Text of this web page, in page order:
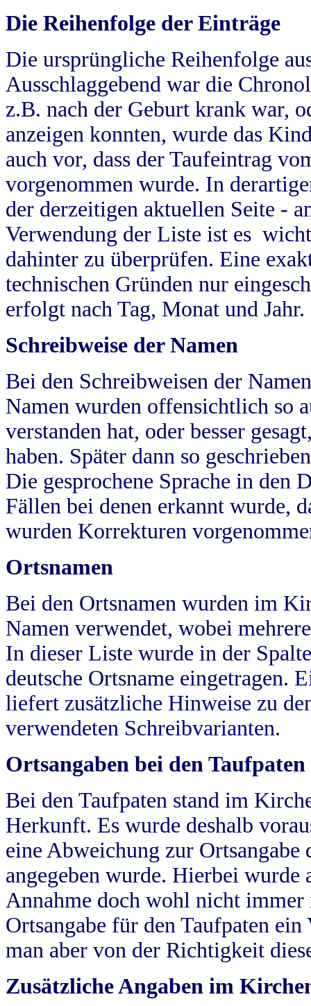
Die Reihenfolge der Einträge
Die ursprüngliche Reihenfolge
Ausschlaggebend war die
z.B. nach der Geburt krank war,
anzeigen konnten, wurde das
auch vor, dass der Taufeintrag
vorgenommen wurde. In
der derzeitigen aktuellen Seite -
Verwendung der Liste ist es
dahinter zu überprüfen. Eine
technischen Gründen nur
erfolgt nach Tag, Monat und Jahr.
Schreibweise der Namen
Bei den Schreibweisen der
Namen wurden offensichtlich so
verstanden hat, oder besser
haben. Später dann so
Die gesprochene Sprache in
Fällen bei denen erkannt wurde,
wurden Korrekturen
Ortsnamen
Bei den Ortsnamen wurden im
Namen verwendet, wobei
In dieser Liste wurde in der
deutsche Ortsname eingetragen.
liefert zusätzliche Hinweise zu
verwendeten Schreibvarianten.
Ortsangaben bei den Taufpaten
Bei den Taufpaten stand im
Herkunft. Es wurde deshalb
eine Abweichung zur
angegeben wurde. Hierbei wurde
Annahme doch wohl nicht
Ortsangabe für den Taufpaten
man aber von der Richtigkeit
Zusätzliche Angaben im